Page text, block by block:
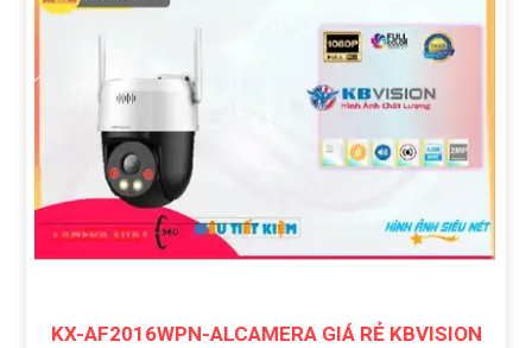
KX-AF2016WPN-ALCAMERA GIÁ RẺ KBVISION